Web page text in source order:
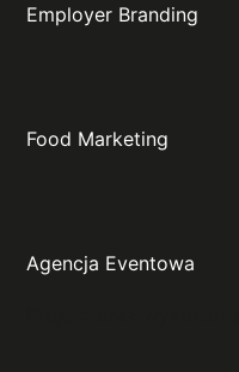
Employer Branding
Food Marketing
Agencja Eventowa